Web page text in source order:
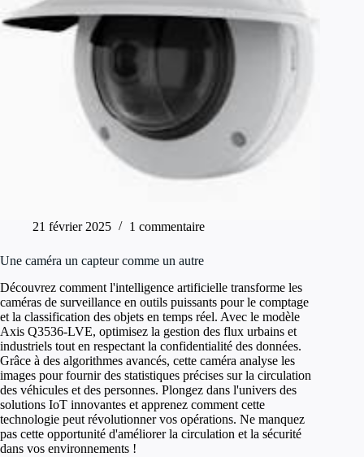
21 février 2025 1 commentaire
Une caméra un capteur comme un autre
Découvrez comment l'intelligence artificielle transforme les
caméras de surveillance en outils puissants pour le comptage
et la classification des objets en temps réel. Avec le modèle
Axis Q3536-LVE, optimisez la gestion des flux urbains et
industriels tout en respectant la confidentialité des données.
Grâce à des algorithmes avancés, cette caméra analyse les
images pour fournir des statistiques précises sur la circulation
des véhicules et des personnes. Plongez dans l'univers des
solutions IoT innovantes et apprenez comment cette
technologie peut révolutionner vos opérations. Ne manquez
pas cette opportunité d'améliorer la circulation et la sécurité
dans vos environnements !